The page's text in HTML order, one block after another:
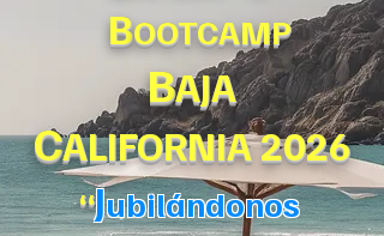
BOOTCAMP
BAJA
CALIFORNIA2026
“Jubilándonos